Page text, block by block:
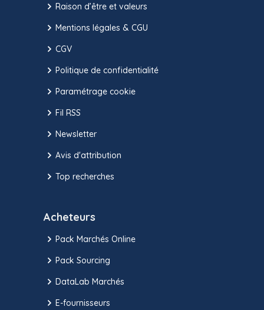
Raison d’être et valeurs
Mentions légales & CGU
CGV
Politique de confidentialité
Paramétrage cookie
Fil RSS
Newsletter
Avis d'attribution
Top recherches
Acheteurs
Pack Marchés Online
Pack Sourcing
DataLab Marchés
E-fournisseurs